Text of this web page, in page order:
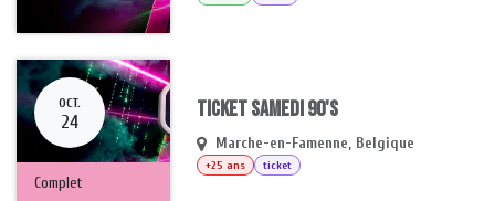
OCT.
24
Complet
Ticket Samedi 90's
Marche-en-Famenne, Belgique
+25 ans ticket